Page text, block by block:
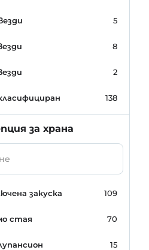
5
8
2
138
за храна
закуска 109
стая 70
15